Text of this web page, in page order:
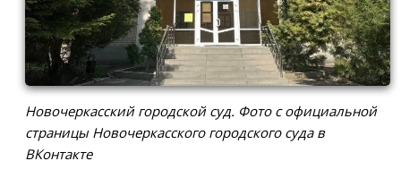
Новочеркасский городской суд. Фото с официальной
страницы Новочеркасского городского суда в
ВКонтакте